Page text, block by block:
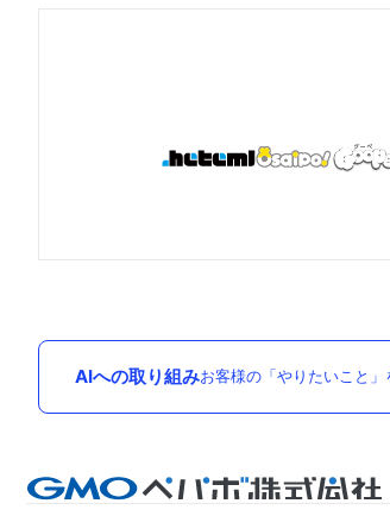
AIへの取り組みお客様の「やりたいこと